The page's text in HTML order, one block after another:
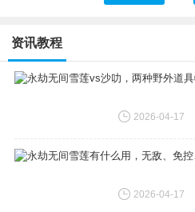
资讯教程
2026-04-17
2026-04-17